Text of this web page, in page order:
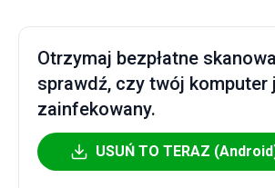
Otrzymaj bezpłatne
sprawdź, czy twój komputer
zainfekowany.
USUŃ TO TERAZ